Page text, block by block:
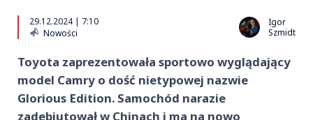
29.12.2024 | 7:10
Nowości
Igor
Szmidt
Toyota zaprezentowała sportowo wyglądający
model Camry o dość nietypowej nazwie
Glorious Edition. Samochód narazie
zadebiutował w Chinach i ma na nowo